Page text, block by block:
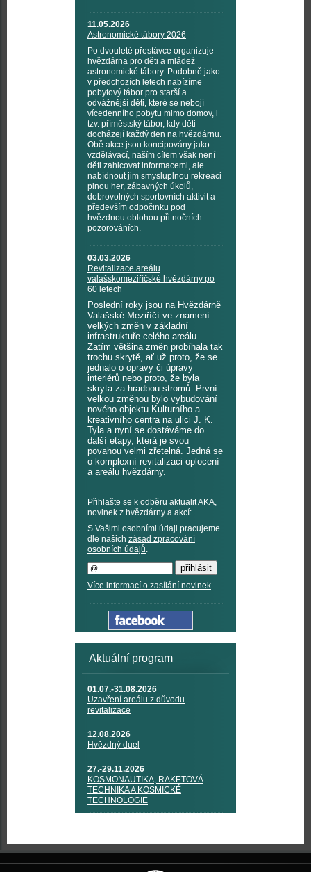
11.05.2026
Astronomické tábory 2026
Po dvouleté přestávce organizuje
hvězdárna pro děti a mládež
astronomické tábory. Podobně jako
v předchozích letech nabízíme
pobytový tábor pro starší a
odvážnější děti, které se nebojí
vícedenního pobytu mimo domov, i
tzv. příměstský tábor, kdy děti
docházejí každý den na hvězdárnu.
Obě akce jsou koncipovány jako
vzdělávací, naším cílem však není
děti zahlcovat informacemi, ale
nabídnout jim smysluplnou rekreaci
plnou her, zábavných úkolů,
dobrovolných sportovních aktivit a
především odpočinku pod
hvězdnou oblohou při nočních
pozorováních.
03.03.2026
Revitalizace areálu
valašskomeziříčské hvězdárny po
60 letech
Poslední roky jsou na Hvězdárně
Valašské Meziříčí ve znamení
velkých změn v základní
infrastruktuře celého areálu.
Zatím většina změn probíhala tak
trochu skrytě, ať už proto, že se
jednalo o opravy či úpravy
interiérů nebo proto, že byla
skryta za hradbou stromů. První
velkou změnou bylo vybudování
nového objektu Kulturního a
kreativního centra na ulici J. K.
Tyla a nyní se dostáváme do
další etapy, která je svou
povahou velmi zřetelná. Jedná se
o komplexní revitalizaci oplocení
a areálu hvězdárny.
Přihlašte se k odběru aktualit AKA,
novinek z hvězdárny a akcí:
S Vašimi osobními údaji pracujeme
dle našich zásad zpracování
osobních údajů.
Více informací o zasílání novinek
Aktuální program
01.07.-31.08.2026
Uzavření areálu z důvodu
revitalizace
12.08.2026
Hvězdný duel
27.-29.11.2026
KOSMONAUTIKA, RAKETOVÁ
TECHNIKA A KOSMICKÉ
TECHNOLOGIE